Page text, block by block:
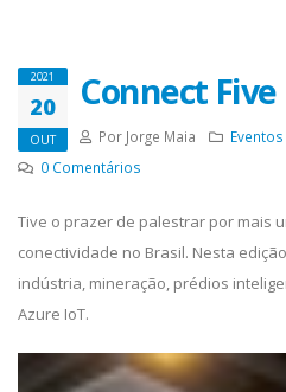
2021
20
OUT
Connect Five
Por Jorge Maia Eventos
0 Comentários
Tive o prazer de palestrar por mais
conectividade no Brasil. Nesta
indústria, mineração, prédios
Azure IoT.